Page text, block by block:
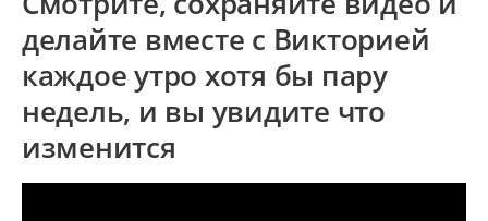
делайте вместе с Викторией
каждое утро хотя бы пару
недель, и вы увидите что
изменится